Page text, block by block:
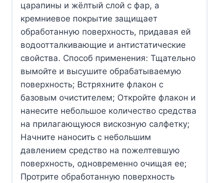
царапины и жёлтый слой с фар, а
кремниевое покрытие защищает
обработанную поверхность, придавая ей
водоотталкивающие и антистатические
свойства. Способ применения: Тщательно
вымойте и высушите обрабатываемую
поверхность; Встряхните флакон с
базовым очистителем; Откройте флакон и
нанесите небольшое количество средства
на прилагающуюся вискозную салфетку;
Начните наносить с небольшим
давлением средство на пожелтевшую
поверхность, одновременно очищая ее;
Протрите обработанную поверхность